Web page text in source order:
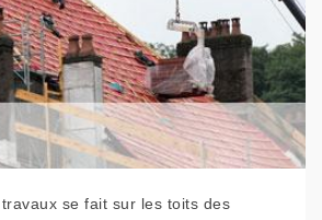
se fait sur les toits des